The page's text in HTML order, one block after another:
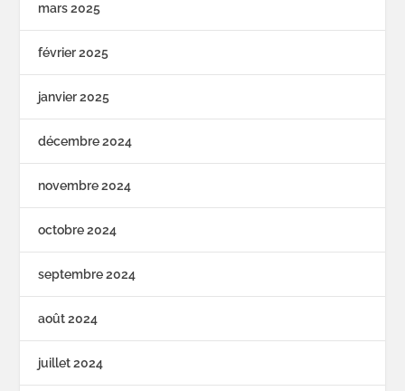
mars 2025
février 2025
janvier 2025
décembre 2024
novembre 2024
octobre 2024
septembre 2024
août 2024
juillet 2024